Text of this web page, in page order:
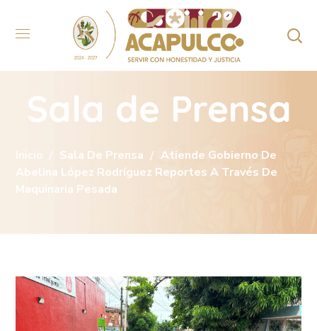
Sala de Prensa
Inicio Sala De Prensa
Atiende Gobierno De
Abelina López Rodríguez Reportes A Través De
Maquinaria Pesada